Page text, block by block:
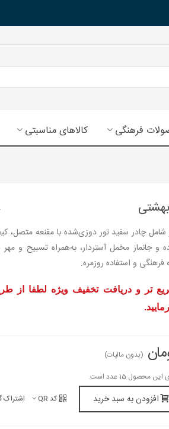
فرهنگی کالاهای مناسبتی
چادر سفید تور دوزی‌شده با مقنعه متصل،
و جانماز مخمل آستردار، به‌همراه تسبیح و
و استفاده روزمره.
تر و دریافت تخفیف ویژه لطفا از
(بدون مالیات)
15 عدد است.
افزودن به سبد خرید کد QR اشتراک